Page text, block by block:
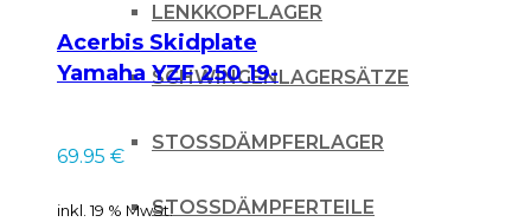
LENKKOPFLAGER
SCHWINGENLAGERSÄTZE
STOSSDÄMPFERLAGER
STOSSDÄMPFERTEILE
Acerbis Skidplate
Yamaha YZF 250 19-
69.95 €
inkl. 19 % MwSt.